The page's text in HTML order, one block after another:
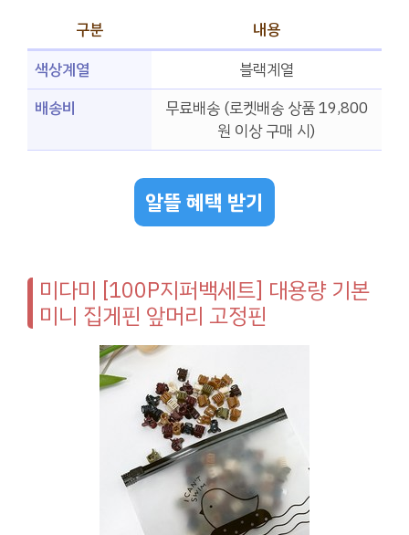
구분
내용
색상계열
블랙계열
배송비
무료배송 (로켓배송 상품 19,800
원 이상 구매 시)
알뜰 혜택 받기
미다미 [100P지퍼백세트] 대용량 기본
미니 집게핀 앞머리 고정핀